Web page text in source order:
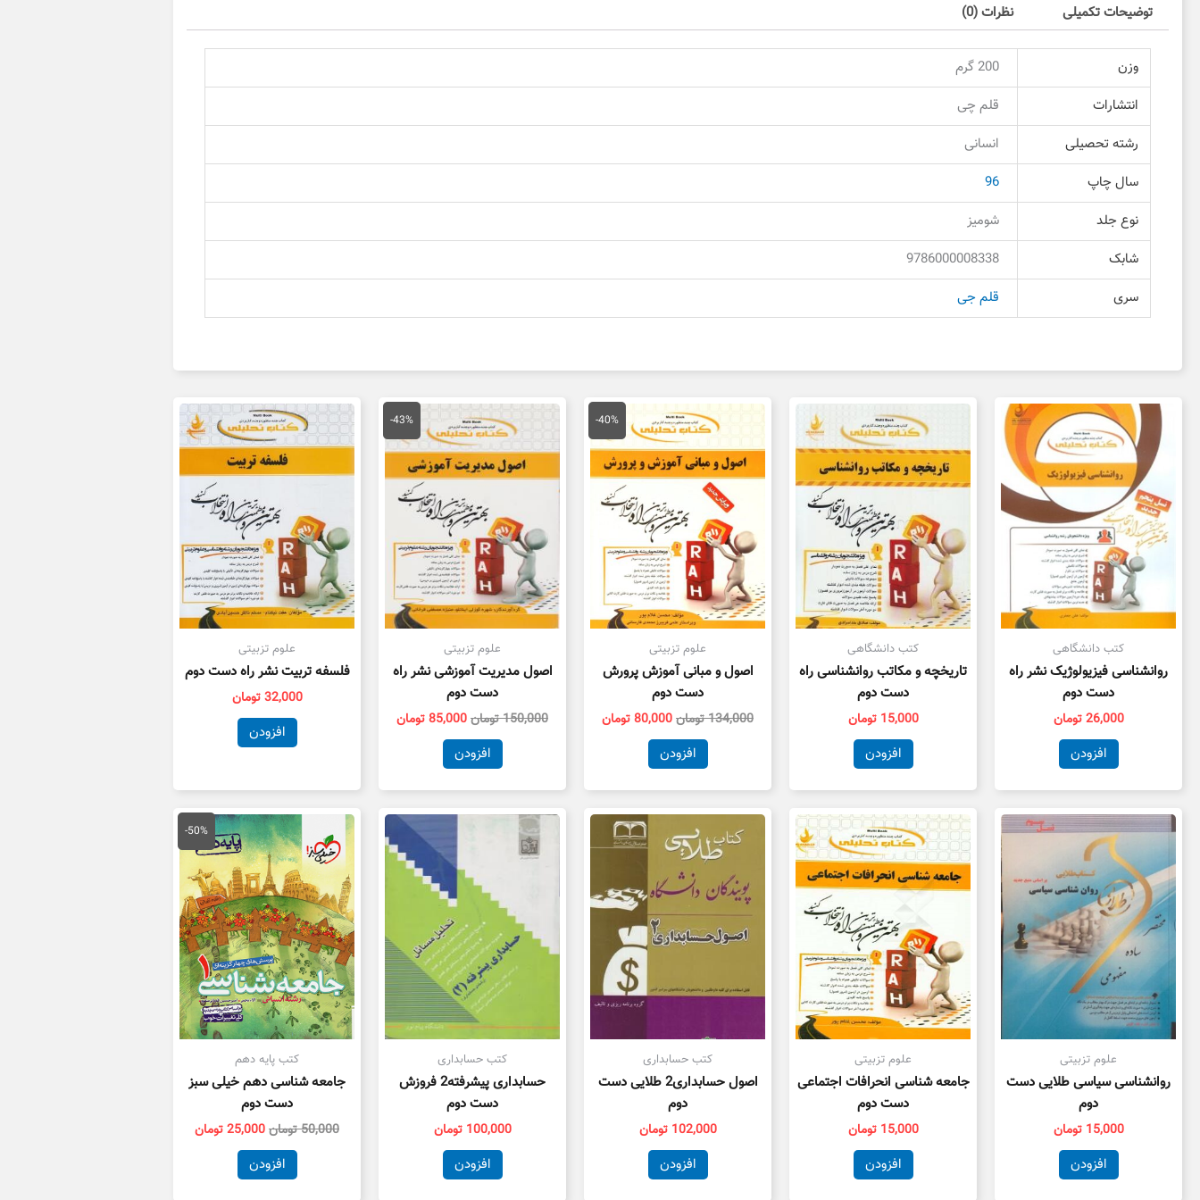
توضیحات تکمیلی نظرات (0)
وزن
200 گرم
انتشارات
قلم چی
رشته تحصیلی
انسانی
سال چاپ
96
نوع جلد
شومیز
شابک
9786000008338
سری
قلم جی
کتب دانشگاهی
روانشناسی فیزیولوژیک نشر راه
دست دوم
26,000 تومان
افزودن
کتب دانشگاهی
تاریخچه و مکاتب روانشناسی راه
دست دوم
15,000 تومان
افزودن
-40%
علوم تزبیتی
اصول و مبانی آموزش پرورش
دست دوم
134,000تومان
قیمت
اصلی
134,000 تومان
بود.
80,000تومان
قیمت
فعلی
80,000 تومان
است.
افزودن
-43%
علوم تزبیتی
اصول مدیریت آموزشی نشر راه
دست دوم
150,000تومان
قیمت
اصلی
150,000 تومان
بود.
85,000تومان
قیمت
فعلی
85,000 تومان
است.
افزودن
علوم تزبیتی
فلسفه تربیت نشر راه دست دوم
32,000 تومان
افزودن
علوم تزبیتی
روانشناسی سیاسی طلایی دست
دوم
15,000 تومان
افزودن
علوم تزبیتی
جامعه شناسی انحرافات اجتماعی
دست دوم
15,000 تومان
افزودن
کتب حسابداری
اصول حسابداری2 طلایی دست
دوم
102,000 تومان
افزودن
کتب حسابداری
حسابداری پیشرفته2 فروزش
دست دوم
100,000 تومان
افزودن
-50%
کتب پایه دهم
جامعه شناسی دهم خیلی سبز
دست دوم
50,000تومان
قیمت
اصلی
50,000 تومان
بود.
25,000تومان
قیمت
فعلی
افزودن